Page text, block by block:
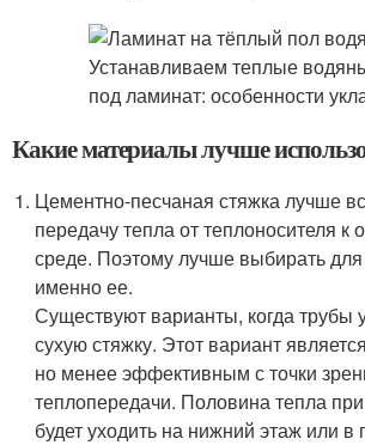
Какие материалы лучше
Цементно-песчаная стяжка лучше
передачу тепла от теплоносителя
среде. Поэтому лучше выбирать
именно ее.
Существуют варианты, когда трубы
сухую стяжку. Этот вариант
но менее эффективным с точки
теплопередачи. Половина тепла
будет уходить на нижний этаж или в